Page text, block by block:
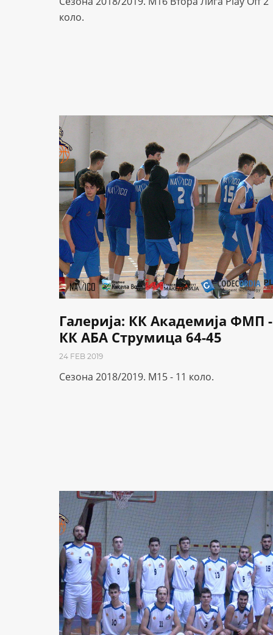
коло.
Галерија: КК Академија ФМП -
КК АБА Струмица 64-45
24 FEB 2019
Сезона 2018/2019. М15 - 11 коло.